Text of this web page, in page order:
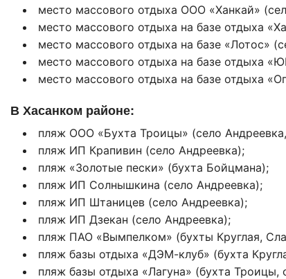
место массового отдыха ООО «Ханкай»
место массового отдыха на базе отдыха
место массового отдыха на базе «Лотос»
место массового отдыха на базе отдыха
место массового отдыха на базе отдыха
В Хасанком районе:
пляж ООО «Бухта Троицы» (село
пляж ИП Крапивин (село Андреевка);
пляж «Золотые пески» (бухта Бойцмана);
пляж ИП Солнышкина (село Андреевка);
пляж ИП Штаницев (село Андреевка);
пляж ИП Дзекан (село Андреевка);
пляж ПАО «Вымпелком» (бухты Круглая,
пляж базы отдыха «ДЭМ-клуб» (бухта
пляж базы отдыха «Лагуна» (бухта Троицы,